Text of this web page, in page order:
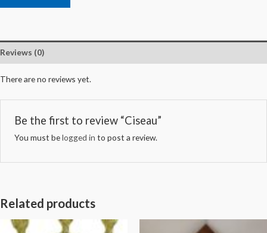
Reviews (0)
There are no reviews yet.
Be the first to review “Ciseau”
You must belogged in to post a review.
Related products